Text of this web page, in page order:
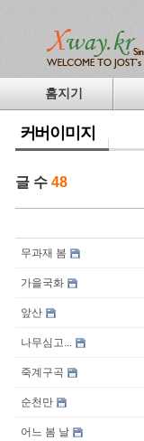
홈지기
커버이미지
글 수 48
무과재 봄
가을국화
앞산
나무심고...
죽계구곡
순천만
어느 봄 날